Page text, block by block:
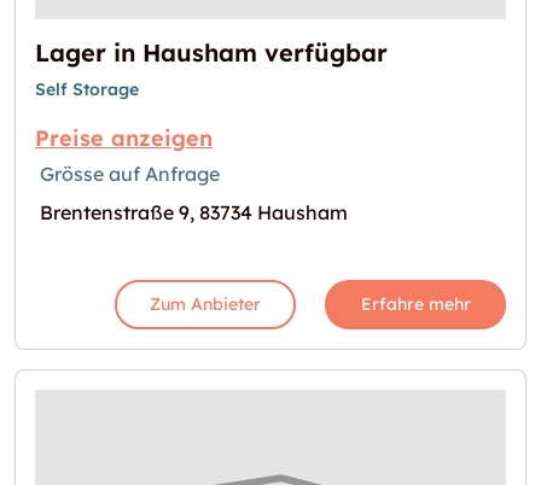
Lager in Hausham verfügbar
Self Storage
Preise anzeigen
Grösse auf Anfrage
Brentenstraße 9, 83734 Hausham
Zum Anbieter Erfahre mehr